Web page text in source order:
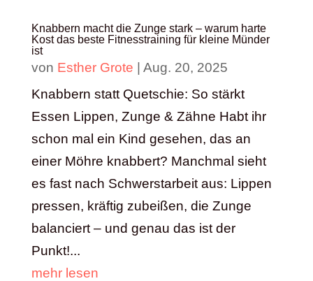
Knabbern macht die Zunge stark – warum harte
Kost das beste Fitnesstraining für kleine Münder
ist
von Esther Grote | Aug. 20, 2025
Knabbern statt Quetschie: So stärkt
Essen Lippen, Zunge & Zähne Habt ihr
schon mal ein Kind gesehen, das an
einer Möhre knabbert? Manchmal sieht
es fast nach Schwerstarbeit aus: Lippen
pressen, kräftig zubeißen, die Zunge
balanciert – und genau das ist der
Punkt!...
mehr lesen